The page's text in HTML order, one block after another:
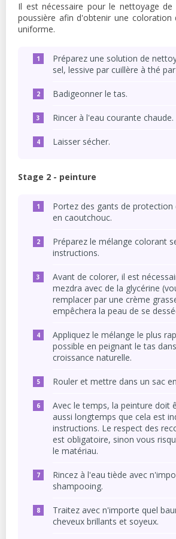
Il est nécessaire pour le nettoyage
poussière afin d'obtenir une coloration
uniforme.
Préparez une solution de
sel, lessive par cuillère à thé
Badigeonner le tas.
Rincer à l'eau courante chaude.
Laisser sécher.
Stage 2 - peinture
Portez des gants de protection
en caoutchouc.
Préparez le mélange colorant
instructions.
Avant de colorer, il est
mezdra avec de la glycérine
remplacer par une crème
empêchera la peau de se
Appliquez le mélange le plus
possible en peignant le tas
croissance naturelle.
Rouler et mettre dans un sac
Avec le temps, la peinture doit
aussi longtemps que cela est
instructions. Le respect des
est obligatoire, sinon vous
le matériau.
Rincez à l'eau tiède avec
shampooing.
Traitez avec n'importe quel
cheveux brillants et soyeux.